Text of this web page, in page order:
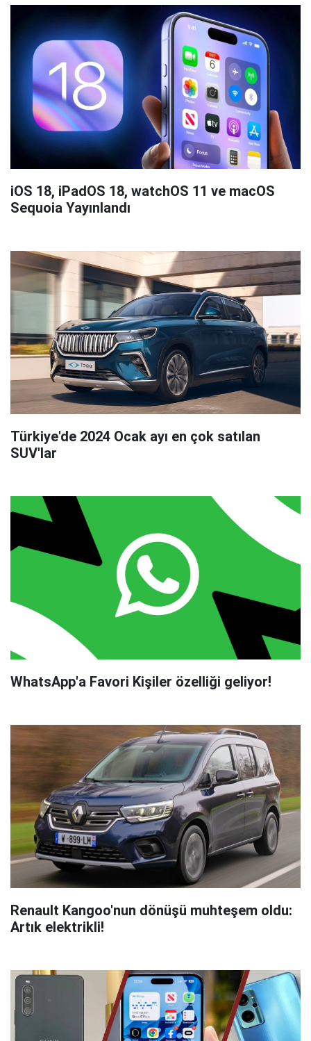
iOS 18, iPadOS 18, watchOS 11 ve macOS
Sequoia Yayınlandı
Türkiye'de 2024 Ocak ayı en çok satılan
SUV'lar
WhatsApp'a Favori Kişiler özelliği geliyor!
Renault Kangoo'nun dönüşü muhteşem oldu:
Artık elektrikli!